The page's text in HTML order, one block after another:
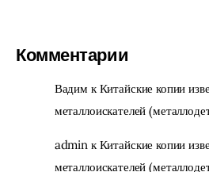
Комментарии
Вадим к Китайские копии
металлоискателей
admin к Китайские копии
металлоискателей